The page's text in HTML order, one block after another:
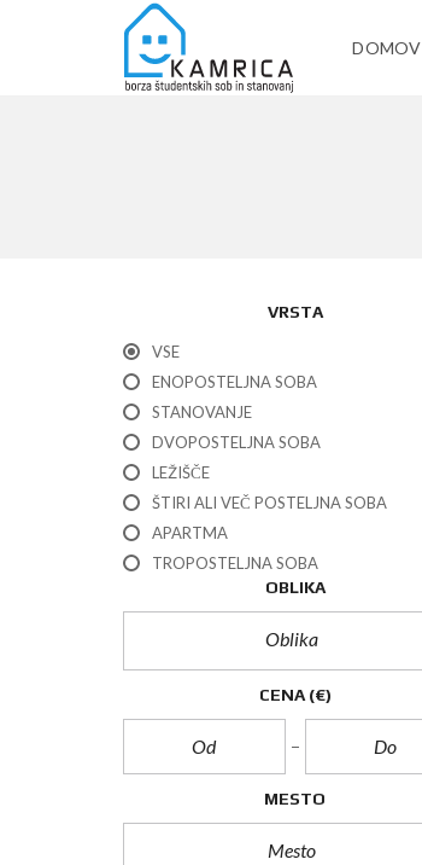
DOMOV
VRSTA
VSE
ENOPOSTELJNA SOBA
STANOVANJE
DVOPOSTELJNA SOBA
LEŽIŠČE
ŠTIRI ALI VEČ POSTELJNA SOBA
APARTMA
TROPOSTELJNA SOBA
OBLIKA
Oblika
CENA (€)
MESTO
Mesto